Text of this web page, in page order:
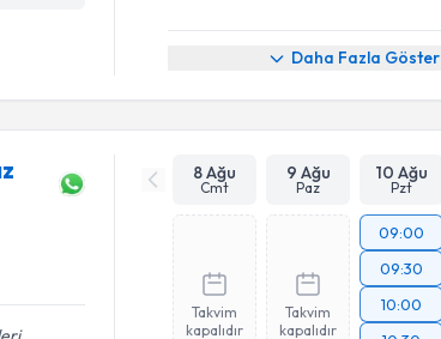
Daha Fazla Göster
8 Ağu
Cmt
9 Ağu
Paz
10 Ağu
Pzt
Takvim
kapalıdır
Takvim
kapalıdır
09:00
09:30
10:00